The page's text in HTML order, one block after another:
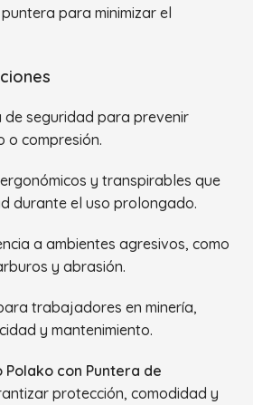
para minimizar el
de seguridad para prevenir
o compresión.
y transpirables que
durante el uso prolongado.
a ambientes agresivos, como
y abrasión.
trabajadores en minería,
y mantenimiento.
con Puntera de
protección, comodidad y